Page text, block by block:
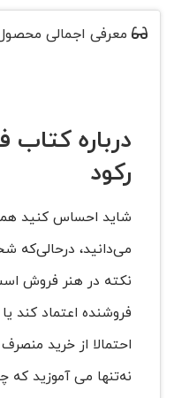
معرفی اجمالی
درباره
رکود
شاید احساس کنید
می‌دانید، درحالی‌که
نکته در هنر فروش
فروشنده اعتماد کند
احتمالا از خرید
نه‌تنها می‌ آموزید که